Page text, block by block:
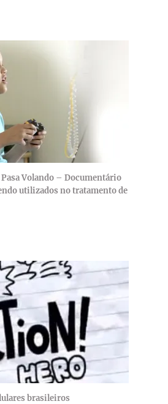
Volando – Documentário
utilizados no tratamento de
brasileiros